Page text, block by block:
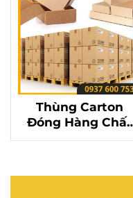
Thùng Carton
Đóng Hàng Chất
Lượng Cao – Bảo